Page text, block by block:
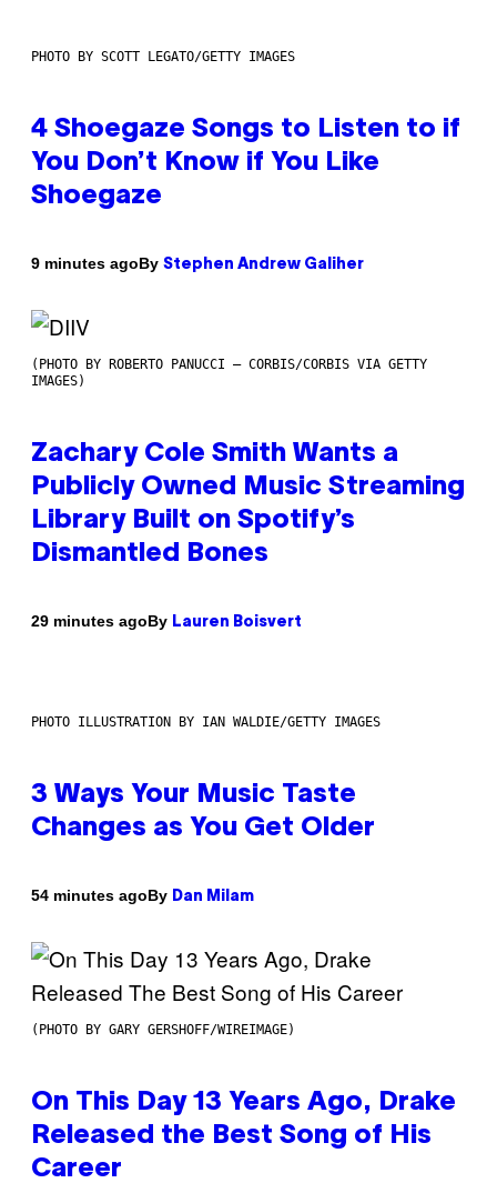
PHOTO BY SCOTT LEGATO/GETTY IMAGES
4 Shoegaze Songs to Listen to if
You Don’t Know if You Like
Shoegaze
9 minutes agoBy Stephen Andrew Galiher
(PHOTO BY ROBERTO PANUCCI – CORBIS/CORBIS VIA GETTY
IMAGES)
Zachary Cole Smith Wants a
Publicly Owned Music Streaming
Library Built on Spotify’s
Dismantled Bones
29 minutes agoBy Lauren Boisvert
PHOTO ILLUSTRATION BY IAN WALDIE/GETTY IMAGES
3 Ways Your Music Taste
Changes as You Get Older
54 minutes agoBy Dan Milam
(PHOTO BY GARY GERSHOFF/WIREIMAGE)
On This Day 13 Years Ago, Drake
Released the Best Song of His
Career